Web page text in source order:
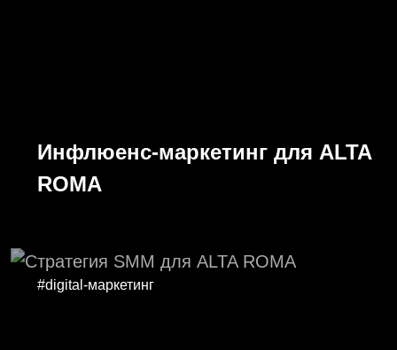
Инфлюенс-маркетинг для ALTA
ROMA
#digital-маркетинг